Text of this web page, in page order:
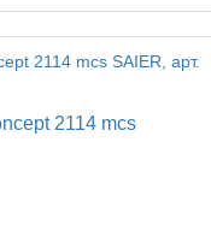
2114 mcs